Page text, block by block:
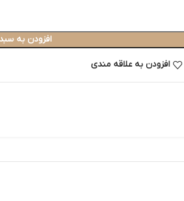
افزودن به
افزودن به علاقه مندی